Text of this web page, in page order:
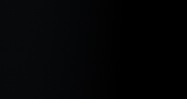
с учетом ваших личных